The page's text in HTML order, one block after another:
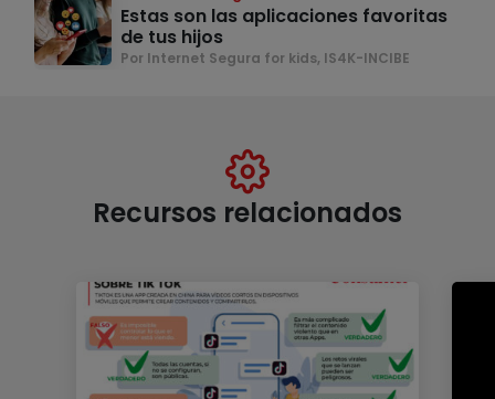
Estas son las aplicaciones favoritas
de tus hijos
Por Internet Segura for kids, IS4K-INCIBE
Recursos relacionados